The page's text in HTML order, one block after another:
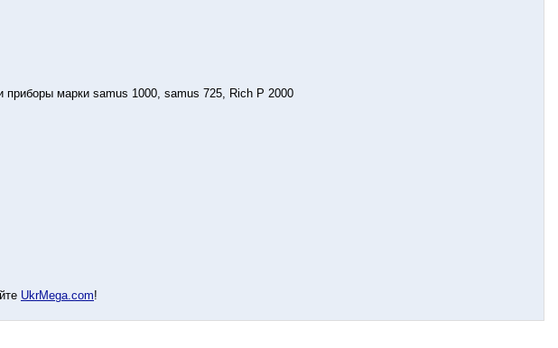
марки samus 1000, samus 725, Rich P 2000
UkrMega.com!